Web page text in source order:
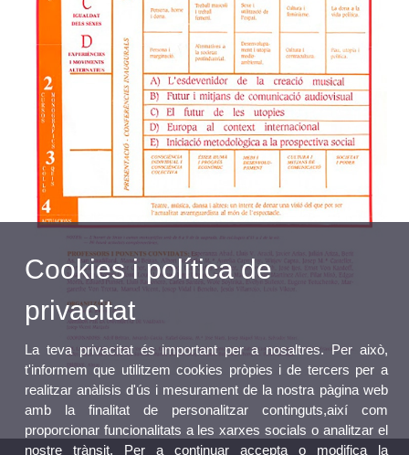
Cookies i política de
privacitat
La teva privacitat és important per a nosaltres. Per això,
t'informem que utilitzem cookies pròpies i de tercers per a
realitzar anàlisis d'ús i mesurament de la nostra pàgina web
amb la finalitat de personalitzar continguts,així com
proporcionar funcionalitats a les xarxes socials o analitzar el
nostre trànsit. Per a continuar accepta o modifica la